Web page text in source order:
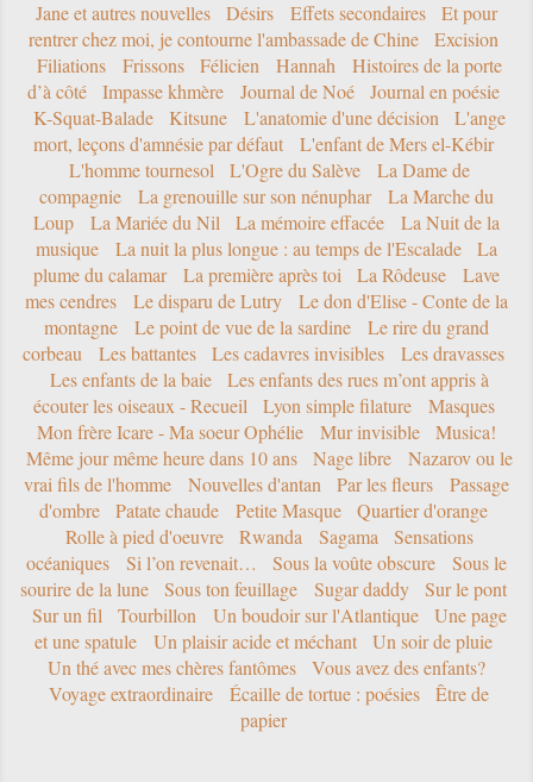
Jane et autres nouvelles
Désirs Effets secondaires
Et pour
rentrer chez moi, je contourne l'ambassade de Chine
Excision
Filiations
Frissons Félicien Hannah
Histoires de la porte
d’à côté
Impasse khmère Journal de Noé
Journal en poésie
K-Squat-Balade
Kitsune L'anatomie d'une décision
L'ange
mort, leçons d'amnésie par défaut
L'enfant de Mers el-Kébir
L'homme tournesol
L'Ogre du Salève
La Dame de
compagnie
La grenouille sur son nénuphar
La Marche du
Loup
La Mariée du Nil La mémoire effacée
La Nuit de la
musique
La nuit la plus longue : au temps de l'Escalade
La
plume du calamar
La première après toi La Rôdeuse
Lave
mes cendres
Le disparu de Lutry
Le don d'Elise - Conte de la
montagne
Le point de vue de la sardine
Le rire du grand
corbeau
Les battantes Les cadavres invisibles
Les dravasses
Les enfants de la baie
Les enfants des rues m’ont appris à
écouter les oiseaux - Recueil
Lyon simple filature
Masques
Mon frère Icare - Ma soeur Ophélie
Mur invisible
Musica!
Même jour même heure dans 10 ans
Nage libre
Nazarov ou le
vrai fils de l'homme
Nouvelles d'antan Par les fleurs
Passage
d'ombre
Patate chaude Petite Masque
Quartier d'orange
Rolle à pied d'oeuvre
Rwanda Sagama
Sensations
océaniques
Si l’on revenait… Sous la voûte obscure
Sous le
sourire de la lune
Sous ton feuillage Sugar daddy
Sur le pont
Sur un fil
Tourbillon Un boudoir sur l'Atlantique
Une page
et une spatule
Un plaisir acide et méchant
Un soir de pluie
Un thé avec mes chères fantômes
Vous avez des enfants?
Voyage extraordinaire
Écaille de tortue : poésies
Être de
papier